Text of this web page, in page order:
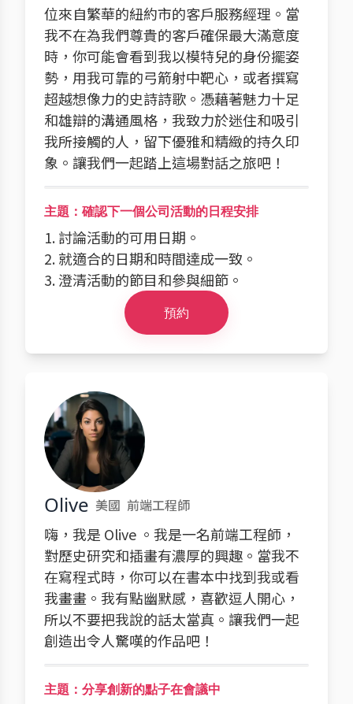
位來自繁華的紐約市的客戶服務經理。當
我不在為我們尊貴的客戶確保最大滿意度
時，你可能會看到我以模特兒的身份擺姿
勢，用我可靠的弓箭射中靶心，或者撰寫
超越想像力的史詩詩歌。憑藉著魅力十足
和雄辯的溝通風格，我致力於迷住和吸引
我所接觸的人，留下優雅和精緻的持久印
象。讓我們一起踏上這場對話之旅吧！
主題：確認下一個公司活動的日程安排
1. 討論活動的可用日期。
2. 就適合的日期和時間達成一致。
3. 澄清活動的節目和參與細節。
預約
Olive 美國 前端工程師
嗨，我是 Olive 。我是一名前端工程師，
對歷史研究和插畫有濃厚的興趣。當我不
在寫程式時，你可以在書本中找到我或看
我畫畫。我有點幽默感，喜歡逗人開心，
所以不要把我說的話太當真。讓我們一起
創造出令人驚嘆的作品吧！
主題：分享創新的點子在會議中